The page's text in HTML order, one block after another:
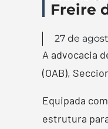
Freire
27 de
A advocacia
(OAB),
Equipada
estrutura